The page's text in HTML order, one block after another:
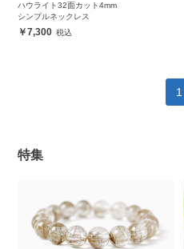
ハウライト32面カット4mm
シンプルネックレス
7,300
1
特集